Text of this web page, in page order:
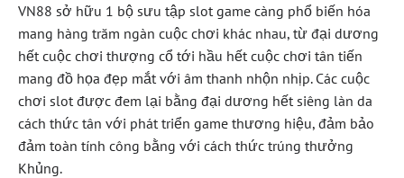
VN88 sở hữu 1 bộ sưu tập slot game càng phổ biến hóa
mang hàng trăm ngàn cuộc chơi khác nhau, từ đại dương
hết cuộc chơi thượng cổ tới hầu hết cuộc chơi tân tiến
mang đồ họa đẹp mắt với âm thanh nhộn nhịp. Các cuộc
chơi slot được đem lại bằng đại dương hết siêng làn da
cách thức tân với phát triển game thương hiệu, đảm bảo
đảm toàn tính công bằng với cách thức trúng thưởng
Khủng.